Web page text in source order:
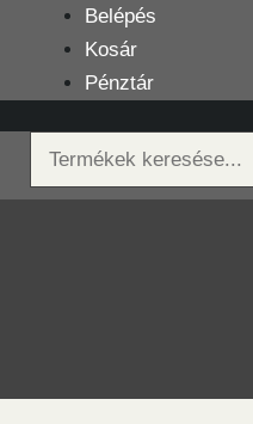
tartalomba
Belépés
Kosár
Pénztár
Keresés